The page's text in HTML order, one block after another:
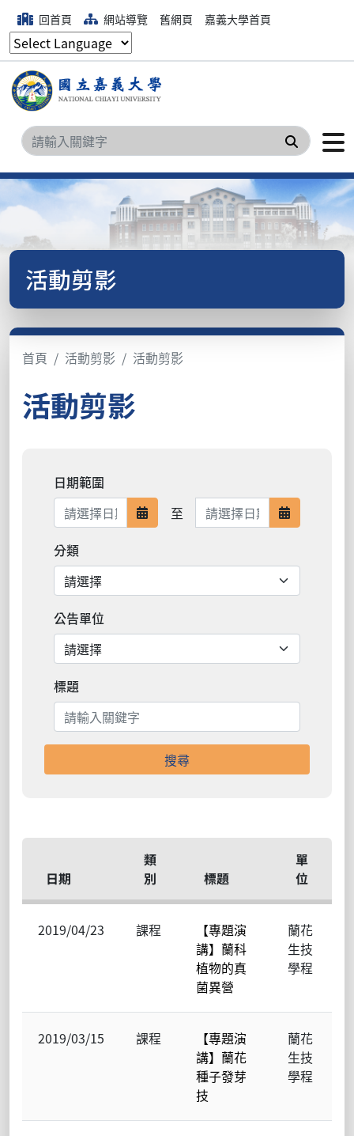
回首頁 網站導覽 舊網頁 嘉義大學首頁
搜尋
活動剪影
首頁 活動剪影 活動剪影
活動剪影
日期範圍
日期範圍開始
至 日期範圍結束 日期範圍
分類
公告單位
標題
搜尋
日期
類
別
標題
單
位
2019/04/23 課程
【專題演
講】蘭科
植物的真
菌異營
蘭花
生技
學程
2019/03/15 課程
【專題演
講】蘭花
種子發芽
技
蘭花
生技
學程